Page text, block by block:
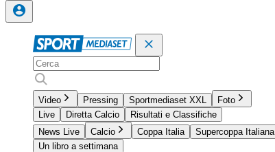
Video Pressing Sportmediaset XXL
Foto
Live
Diretta Calcio
Risultati e Classifiche
News Live
Calcio Coppa Italia Supercoppa Italiana
Un libro a settimana